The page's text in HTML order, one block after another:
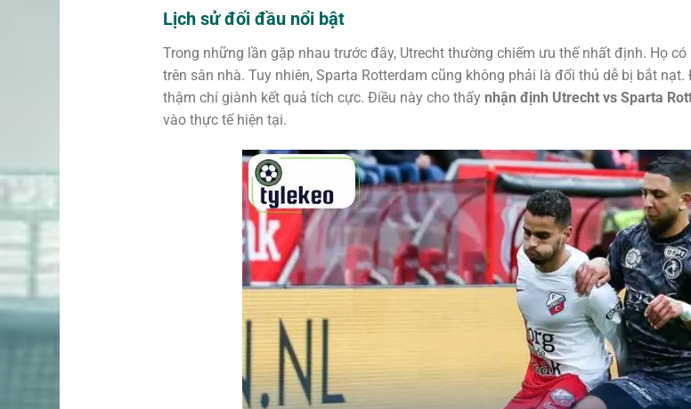
Lịch sử đối đầu nổi bật
Trong những lần gặp nhau trước đây, Utrecht thường chiếm ưu thế nhất định. Họ
trên sân nhà. Tuy nhiên, Sparta Rotterdam cũng không phải là đối thủ dễ bị bắt
thậm chí giành kết quả tích cực. Điều này cho thấy nhận định Utrecht vs Sparta
vào thực tế hiện tại.